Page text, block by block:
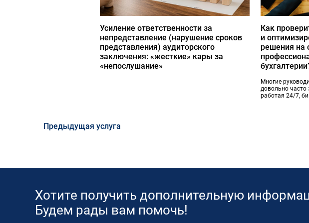
Усиление ответственности за
непредставление (нарушение сроков
представления) аудиторского
заключения: «жесткие» кары за
«непослушание»
Как
и
решения на
Многие
довольно часто
работая 24/7,
Предыдущая услуга
Хотите получить дополнительную
Будем рады вам помочь!